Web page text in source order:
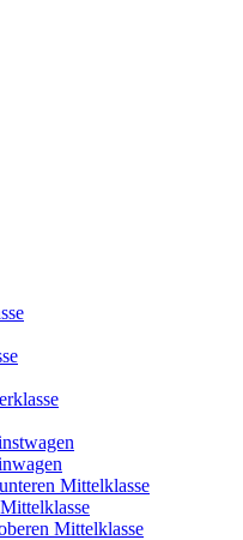
Mittelklasse
Mittelklasse